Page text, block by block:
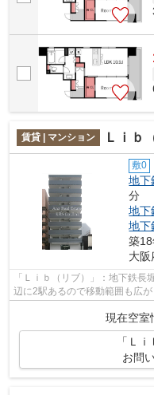
賃貸 | マンション Ｌｉｂ
敷0
地下
分
地下
地下
築
大阪
「Ｌｉｂ（リブ）」：地下鉄
辺に2駅あるので移動範囲も広
物件。移動距離が短くてすむ、
現在空室
「Ｌ
お問